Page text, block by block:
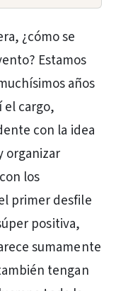
¿cómo se
Estamos
años
el cargo,
con la idea
organizar
los
primer desfile
positiva,
sumamente
tengan